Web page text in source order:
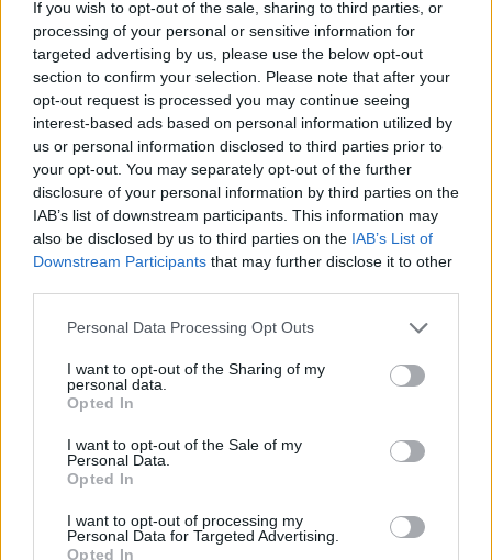
If you wish to opt-out of the sale, sharing to third parties, or
processing of your personal or sensitive information for
targeted advertising by us, please use the below opt-out
section to confirm your selection. Please note that after your
opt-out request is processed you may continue seeing
interest-based ads based on personal information utilized by
us or personal information disclosed to third parties prior to
your opt-out. You may separately opt-out of the further
disclosure of your personal information by third parties on the
IAB’s list of downstream participants. This information may
also be disclosed by us to third parties on the IAB’s List of
Downstream Participants that may further disclose it to other
Personal Data Processing Opt Outs
I want to opt-out of the Sharing of my
personal data.
Opted In
I want to opt-out of the Sale of my
Personal Data.
Opted In
I want to opt-out of processing my
Personal Data for Targeted Advertising.
Opted In
40 peces a concurs
31 de juliol de 2026
“L’eclipsi serà una oportunitat també
per a gaudir de les Festes Majors
d’Amposta”
31 de juliol de 2026
Blaumut lidera el cartell musical de les
Festes